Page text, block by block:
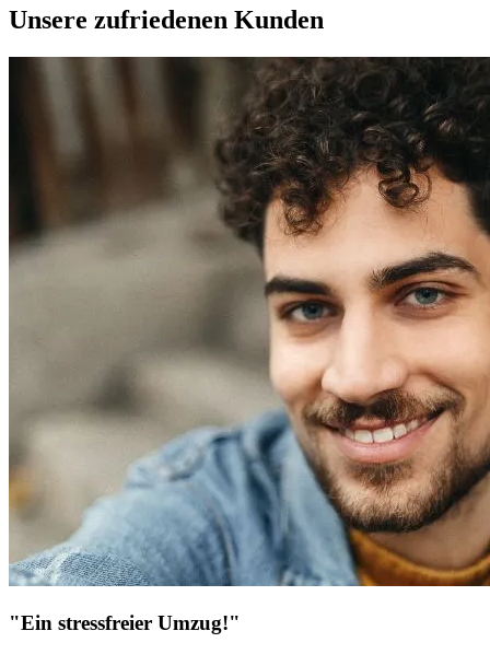
Unsere zufriedenen Kunden
"Ein stressfreier Umzug!"